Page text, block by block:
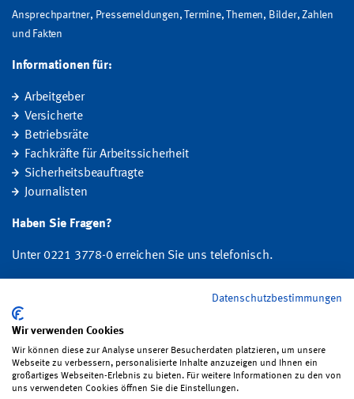
Ansprechpartner, Pressemeldungen, Termine, Themen, Bilder, Zahlen
und Fakten
Informationen für:
Arbeitgeber
Versicherte
Betriebsräte
Fachkräfte für Arbeitssicherheit
Sicherheitsbeauftragte
Journalisten
Haben Sie Fragen?
Unter 0221 3778-0 erreichen Sie uns telefonisch.
Entschädigung, Prävention sowie Fragen zu Mitgliedschaft und Beitrag.
Folgen Sie uns:
Datenschutzbestimmungen
Wir verwenden Cookies
Wir können diese zur Analyse unserer Besucherdaten platzieren, um unsere
Webseite zu verbessern, personalisierte Inhalte anzuzeigen und Ihnen ein
großartiges Webseiten-Erlebnis zu bieten. Für weitere Informationen zu den von
uns verwendeten Cookies öffnen Sie die Einstellungen.